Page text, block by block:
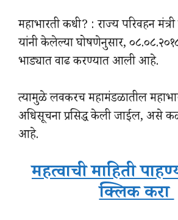
महाभारती कधी? : राज्य परिवहन
यांनी केलेल्या घोषणेनुसार,
भाड्यात वाढ करण्यात आली आहे.
त्यामुळे लवकरच महामंडळातील
अधिसूचना प्रसिद्ध केली जाईल, असे
आहे.
महत्वाची माहिती
क्लिक करा